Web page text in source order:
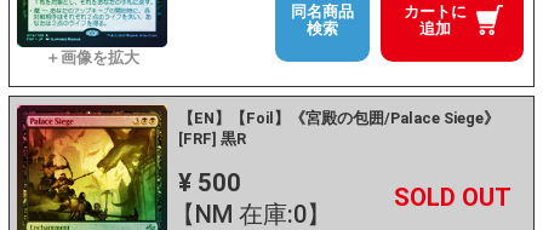
カートに
追加
同名商品
検索
【EN】【Foil】《宮殿の包囲/Palace Siege》
[FRF] 黒R
¥ 500
【NM 在庫:0】
－ +